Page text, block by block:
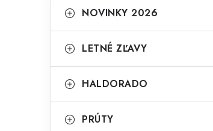
kategórie
a
e
ó
NOVINKY 2026
LETNÉ ZĽAVY
HALDORADO
PRÚTY